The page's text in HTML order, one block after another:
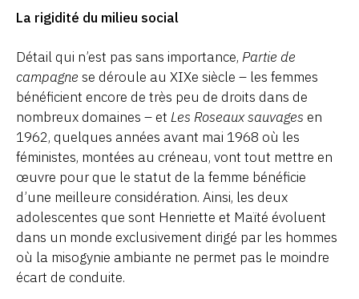
La rigidité du milieu social
Détail qui n’est pas sans importance, Partie de
campagne se déroule au XIXe siècle – les femmes
bénéficient encore de très peu de droits dans de
nombreux domaines – et Les Roseaux sauvages en
1962, quelques années avant mai 1968 où les
féministes, montées au créneau, vont tout mettre en
œuvre pour que le statut de la femme bénéficie
d’une meilleure considération. Ainsi, les deux
adolescentes que sont Henriette et Maïté évoluent
dans un monde exclusivement dirigé par les hommes
où la misogynie ambiante ne permet pas le moindre
écart de conduite.